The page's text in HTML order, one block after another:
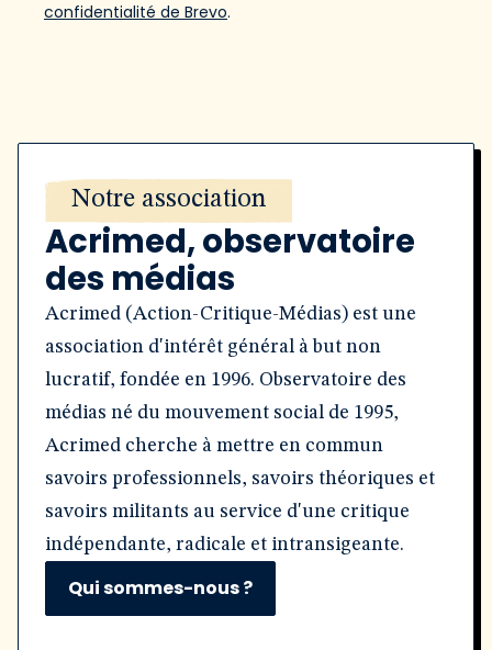
confidentialité de Brevo.
Notre association
Acrimed, observatoire
des médias
Acrimed (Action-Critique-Médias) est une
association d'intérêt général à but non
lucratif, fondée en 1996. Observatoire des
médias né du mouvement social de 1995,
Acrimed cherche à mettre en commun
savoirs professionnels, savoirs théoriques et
savoirs militants au service d'une critique
indépendante, radicale et intransigeante.
Qui sommes-nous ?